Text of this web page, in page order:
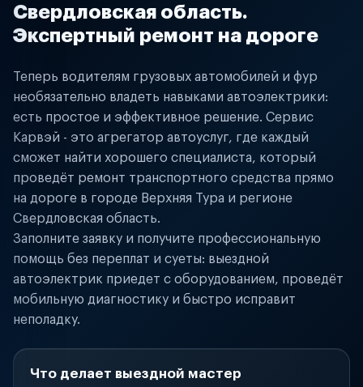
Свердловская область.
Экспертный ремонт на дороге
Теперь водителям грузовых автомобилей и фур
необязательно владеть навыками автоэлектрики:
есть простое и эффективное решение. Сервис
Карвэй - это агрегатор автоуслуг, где каждый
сможет найти хорошего специалиста, который
проведёт ремонт транспортного средства прямо
на дороге в городе Верхняя Тура и регионе
Свердловская область.
Заполните заявку и получите профессиональную
помощь без переплат и суеты: выездной
автоэлектрик приедет с оборудованием, проведёт
мобильную диагностику и быстро исправит
неполадку.
Что делает выездной мастер